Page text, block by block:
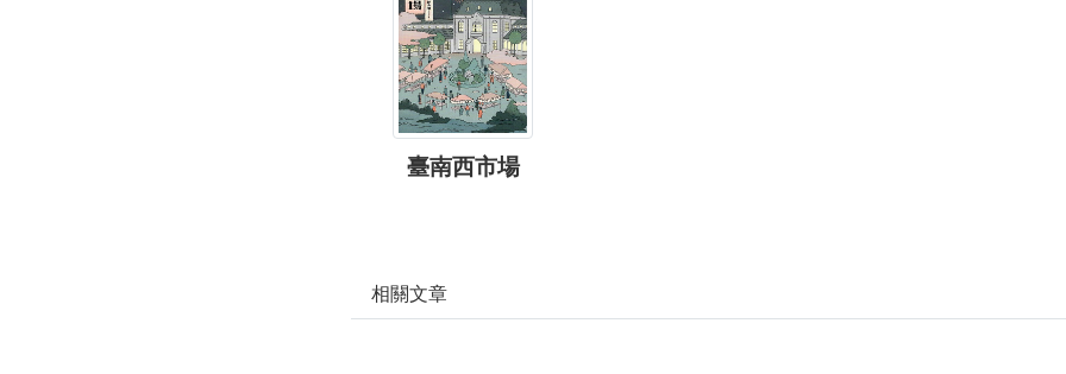
臺南西市場
相關文章